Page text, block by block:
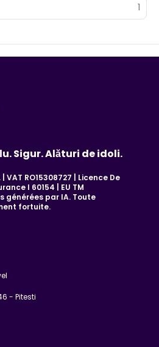
1
Sigur. Alături de idoli.
VAT RO15308727 | Licence De
I 60154 | EU TM
générées par IA. Toute
fortuite.
- Pitesti